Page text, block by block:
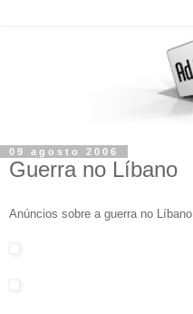
09 agosto 2006
Guerra no Líbano
Anúncios sobre a guerra no Líbano